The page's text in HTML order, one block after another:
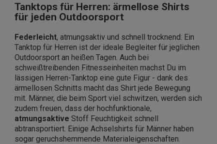
Tanktops für Herren: ärmellose Shirts
für jeden Outdoorsport
Federleicht, atmungsaktiv und schnell trocknend: Ein
Tanktop für Herren ist der ideale Begleiter für jeglichen
Outdoorsport an heißen Tagen. Auch bei
schweißtreibenden Fitnesseinheiten machst Du im
lässigen Herren-Tanktop eine gute Figur - dank des
ärmellosen Schnitts macht das Shirt jede Bewegung
mit. Männer, die beim Sport viel schwitzen, werden sich
zudem freuen, dass der hochfunktionale,
atmungsaktive Stoff Feuchtigkeit schnell
abtransportiert. Einige Achselshirts für Männer haben
sogar geruchshemmende Materialeigenschaften.